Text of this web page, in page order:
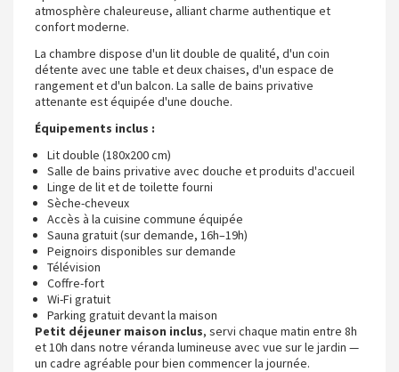
atmosphère chaleureuse, alliant charme authentique et
confort moderne.
La chambre dispose d'un lit double de qualité, d'un coin
détente avec une table et deux chaises, d'un espace de
rangement et d'un balcon. La salle de bains privative
attenante est équipée d'une douche.
Équipements inclus :
Lit double (180x200 cm)
Salle de bains privative avec douche et produits d'accueil
Linge de lit et de toilette fourni
Sèche-cheveux
Accès à la cuisine commune équipée
Sauna gratuit (sur demande, 16h–19h)
Peignoirs disponibles sur demande
Télévision
Coffre-fort
Wi-Fi gratuit
Parking gratuit devant la maison
Petit déjeuner maison inclus, servi chaque matin entre 8h
et 10h dans notre véranda lumineuse avec vue sur le jardin —
un cadre agréable pour bien commencer la journée.